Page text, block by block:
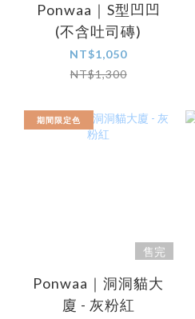
Ponwaa｜S型凹凹
(不含吐司磚)
NT$1,050
NT$1,300
期間限定色
售完
Ponwaa｜洞洞貓大
廈 - 灰粉紅